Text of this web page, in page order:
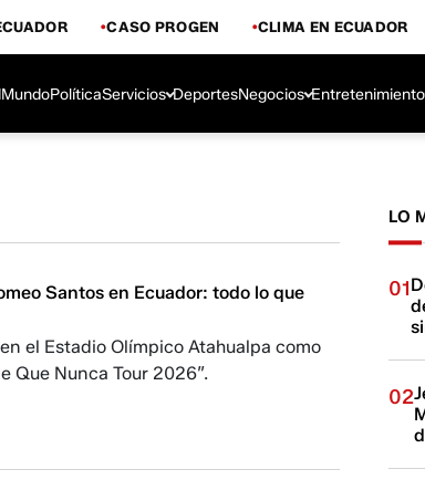
CASO PROGEN CLIMA EN ECUADOR
MundoPolíticaServicios DeportesNegocios Entretenimiento
Santos en Ecuador: todo lo que
el Estadio Olímpico Atahualpa como
Que Nunca Tour 2026”.
LO
01
02